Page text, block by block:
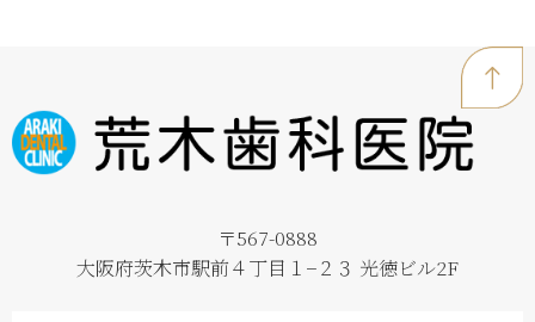
〒567-0888
大阪府茨木市駅前４丁目１−２３ 光徳ビル2F